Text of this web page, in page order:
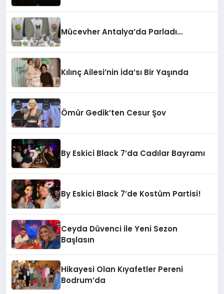
Mücevher Antalya’da Parladı…
Kılınç Ailesi’nin İda’sı Bir Yaşında
Ömür Gedik’ten Cesur Şov
By Eskici Black 7’da Cadılar Bayramı
By Eskici Black 7’de Kostüm Partisi!
Ceyda Düvenci ile Yeni Sezon
Başlasın
Hikayesi Olan Kıyafetler Pereni
Bodrum’da